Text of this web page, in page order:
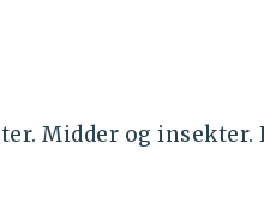
Midder og